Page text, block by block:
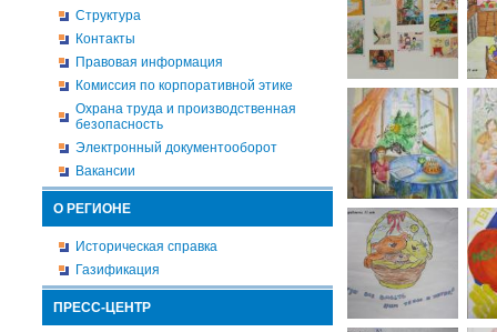
Структура
Контакты
Правовая информация
Комиссия по корпоративной этике
Охрана труда и производственная
безопасность
Электронный документооборот
Вакансии
О РЕГИОНЕ
Историческая справка
Газификация
ПРЕСС-ЦЕНТР